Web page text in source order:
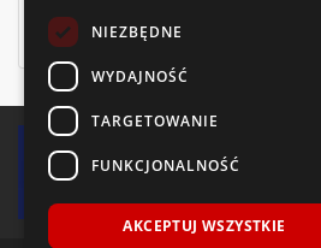
Finansowanie dla firm
NIEZBĘDNE
WYDAJNOŚĆ
TARGETOWANIE
FUNKCJONALNOŚĆ
AKCEPTUJ WSZYSTKIE